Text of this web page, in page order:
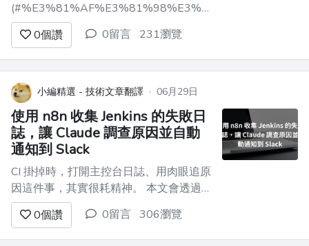
前言
以前我寫過這樣一篇文章。 從那之後實
際用了超過 4 個月，終於有了「開始用得
順手了」的實感。 使用下來我覺得，寫
程...
0個讚 0留言 231瀏覽
小編精選 - 技術文章翻譯 · 06月29日
使用 n8n 收集 Jenkins 的失敗日
誌，讓 Claude 調查原因並自動
通知到 Slack
CI 掛掉時，打開主控台日誌、用肉眼追原
因這件事，其實很耗精神。 本文會透過
實際程式碼，解說如何把 **偵測 Jenkins
失敗 → n8n 回收日誌 → Claude 摘要原因
→ 通知到 Slack** 這整套流程完全自動
0個讚 0留言 306瀏覽